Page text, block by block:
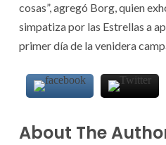
cosas”, agregó Borg, quien
simpatiza por las Estrellas a
primer día de la venidera
About The